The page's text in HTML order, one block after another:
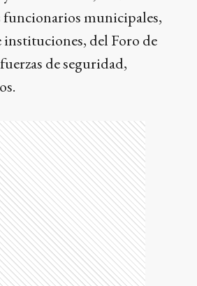
funcionarios municipales,
instituciones, del Foro de
de seguridad,